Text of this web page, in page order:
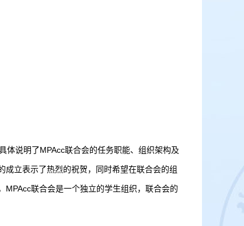
体说明了MPAcc联合会的任务职能、组织架构及
立表示了热烈的祝贺，同时希望在联合会的组
联合会是一个独立的学生组织，联合会的